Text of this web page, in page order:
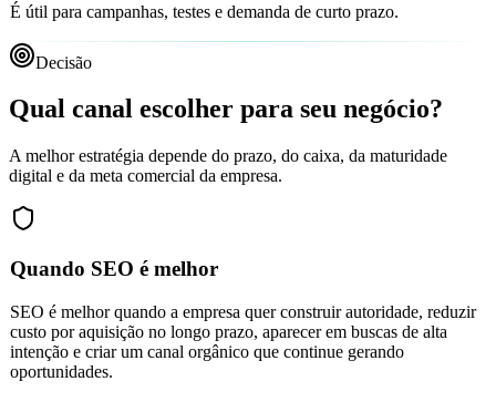
É útil para campanhas, testes e demanda de curto prazo.
Decisão
Qual canal escolher para seu negócio?
A melhor estratégia depende do prazo, do caixa, da maturidade
digital e da meta comercial da empresa.
Quando SEO é melhor
SEO é melhor quando a empresa quer construir autoridade, reduzir
custo por aquisição no longo prazo, aparecer em buscas de alta
intenção e criar um canal orgânico que continue gerando
oportunidades.